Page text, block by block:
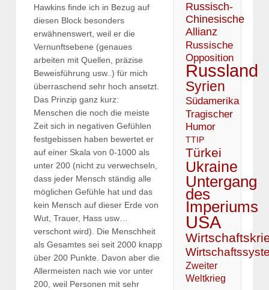
Hawkins finde ich in Bezug auf
diesen Block besonders
erwähnenswert, weil er die
Vernunftsebene (genaues
arbeiten mit Quellen, präzise
Beweisführung usw..) für mich
überraschend sehr hoch ansetzt.
Das Prinzip ganz kurz:
Menschen die noch die meiste
Zeit sich in negativen Gefühlen
festgebissen haben bewertet er
auf einer Skala von 0-1000 als
unter 200 (nicht zu verwechseln,
dass jeder Mensch ständig alle
möglichen Gefühle hat und das
kein Mensch auf dieser Erde von
Wut, Trauer, Hass usw…
verschont wird). Die Menschheit
als Gesamtes sei seit 2000 knapp
über 200 Punkte. Davon aber die
Allermeisten nach wie vor unter
200, weil Personen mit sehr
Russisch-
Chinesische
Allianz
Russische
Opposition
Russland
Syrien
Südamerika
Tragischer
Humor
TTIP
Türkei
Ukraine
Untergang
des
Imperiums
USA
Zweiter
Weltkrieg